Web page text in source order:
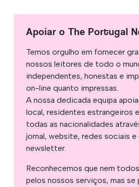
Apoiar o The Portugal
Temos orgulho em fornecer
nossos leitores de todo o
independentes, honestas e
on-line quanto impressas.
A nossa dedicada equipa
local, residentes estrangeiros
todas as nacionalidades
jornal, website, redes sociais e
newsletter.
Reconhecemos que nem
pelos nossos serviços, mas